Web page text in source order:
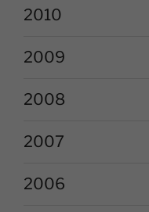
2010
2009
2008
2007
2006